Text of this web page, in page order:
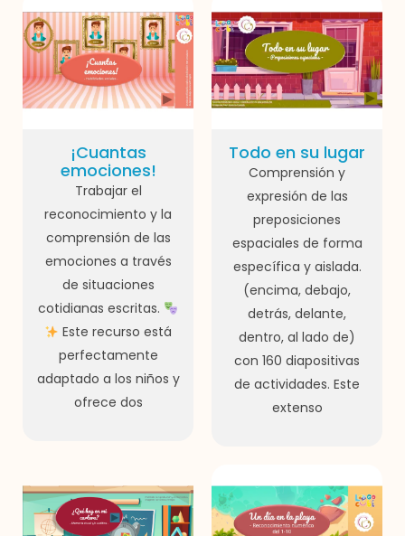
¡Cuantas
emociones!
Trabajar el
reconocimiento y la
comprensión de las
emociones a través
de situaciones
cotidianas escritas.
Este recurso está
perfectamente
adaptado a los niños y
ofrece dos
Todo en su lugar
Comprensión y
expresión de las
preposiciones
espaciales de forma
específica y aislada.
(encima, debajo,
detrás, delante,
dentro, al lado de)
con 160 diapositivas
de actividades. Este
extenso